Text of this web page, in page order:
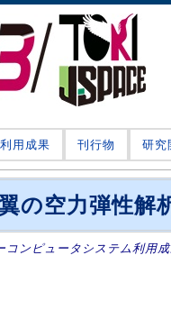
用成果 刊行物 研究
の空力弾性解
コンピュータシステム利用